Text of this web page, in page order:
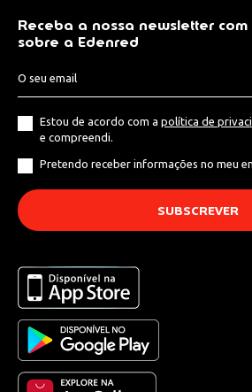
Receba a nossa newsletter
sobre a Edenred
Estou de acordo com a política de
e compreendi.
Pretendo receber informações no meu